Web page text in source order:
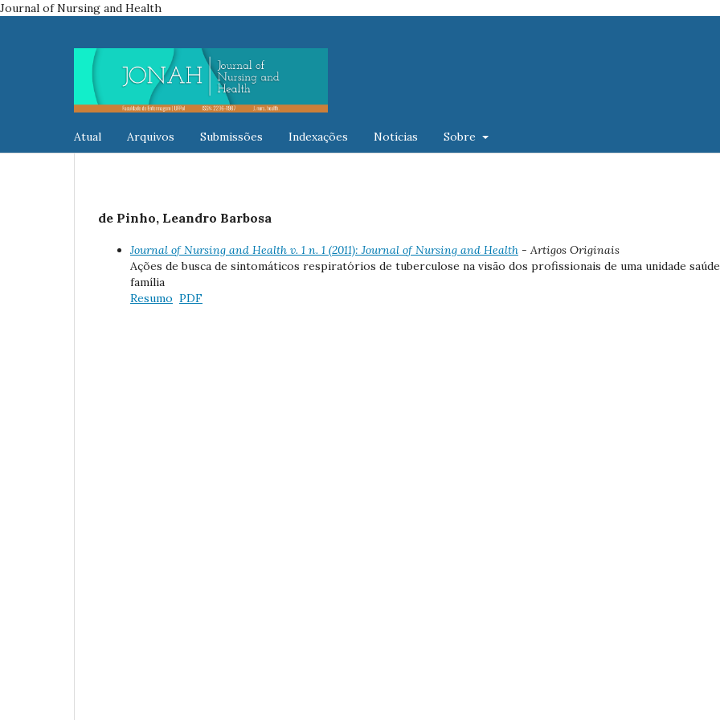
Journal of Nursing and Health
Atual Arquivos Submissões Indexações Notícias Sobre
de Pinho, Leandro Barbosa
Journal of Nursing and Health v. 1 n. 1 (2011): Journal of Nursing and Health - Artigos Originais
Ações de busca de sintomáticos respiratórios de tuberculose na visão dos profissionais de uma unidade
família
Resumo PDF